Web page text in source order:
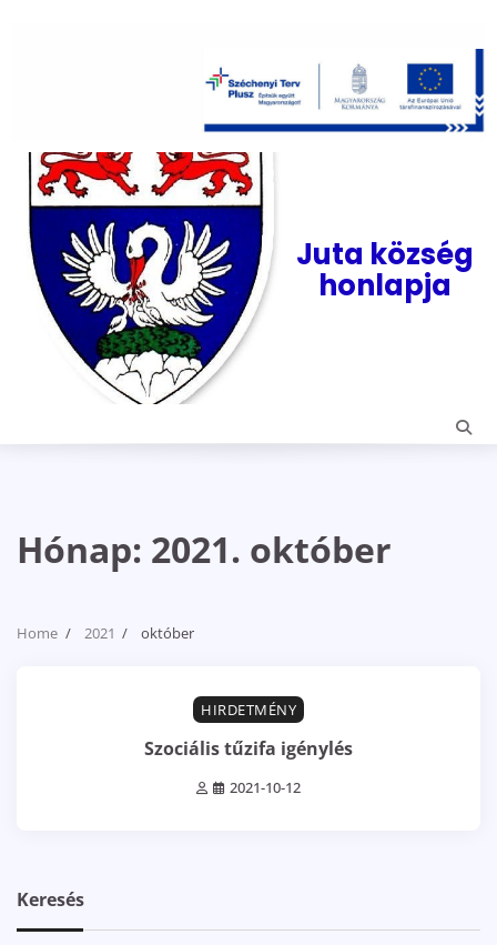
content
Juta község
honlapja
Hónap: 2021. október
Home 2021 október
HIRDETMÉNY
Szociális tűzifa igénylés
2021-10-12
Keresés